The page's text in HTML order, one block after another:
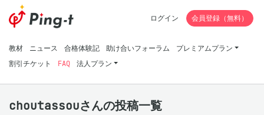
教材 ニュース 合格体験記 助け合いフォーラム
プレミアムプラン
割引チケット
FAQ 法人プラン
ログイン 会員登録（無料）
choutassouさんの投稿一覧